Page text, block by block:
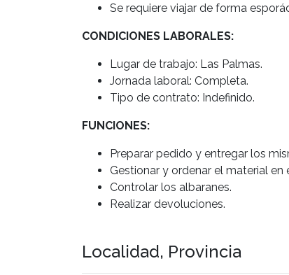
Se requiere viajar de forma
CONDICIONES LABORALES:
Lugar de trabajo: Las Palmas.
Jornada laboral: Completa.
Tipo de contrato: Indefinido.
FUNCIONES:
Preparar pedido y entregar los
Gestionar y ordenar el material en
Controlar los albaranes.
Realizar devoluciones.
Localidad, Provincia